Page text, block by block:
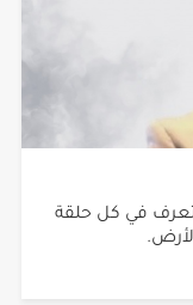
نتعرف في كل حلقة